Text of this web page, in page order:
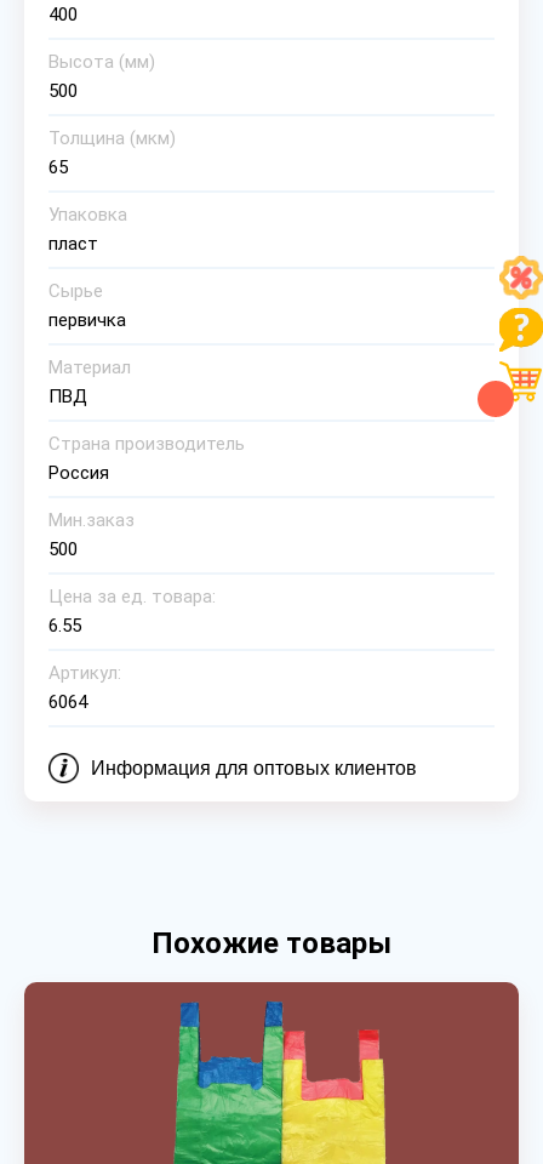
400
Высота (мм)
500
Толщина (мкм)
65
Упаковка
пласт
Сырье
первичка
Материал
ПВД
Страна производитель
Россия
Мин.заказ
500
Цена за ед. товара:
6.55
Артикул:
6064
Информация для оптовых клиентов
Похожие товары